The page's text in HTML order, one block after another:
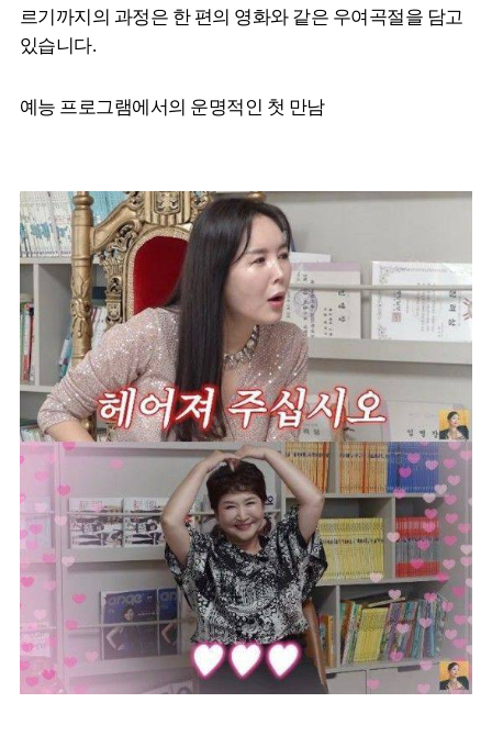
르기까지의 과정은 한 편의 영화와 같은 우여곡절을 담고
있습니다.
예능 프로그램에서의 운명적인 첫 만남